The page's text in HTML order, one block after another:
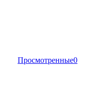
Просмотренные0